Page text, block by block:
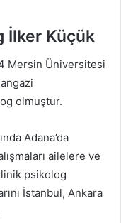
İlker Küçük
Mersin Üniversitesi
olmuştur.
Adana’da
ailelere ve
psikolog
İstanbul, Ankara